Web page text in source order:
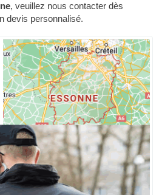
, veuillez nous contacter dès
devis personnalisé.